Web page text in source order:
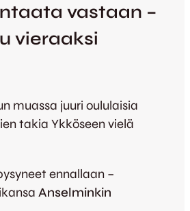
vastaan –
vieraaksi
muassa juuri oululaisia
takia Ykköseen vielä
ennallaan –
Anselminkin